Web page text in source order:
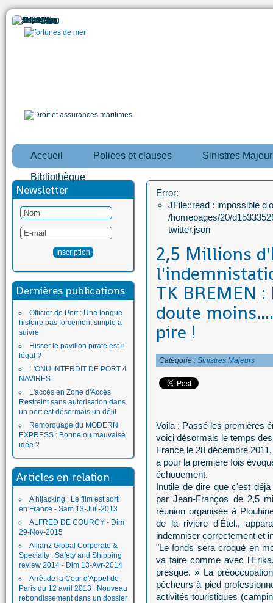
Accueil Polices et clauses Sinistres
Bibliothèque
Newsletter
Dernières publications
Officier de Port : Une longue
histoire pas forcement simple à
suivre
Hisser le pavillon pirate est-il
légal ?
L'ONU INTERDIT DE PORT 4
NAVIRES
L'accès en Zone d'Accès
Restreint sans autorisation dans
un port est désormais un délit
Remorquage du MODERN
EXPRESS : Bonne ou mauvaise
idée ?
Articles en relation
A hijacking : Le film est sorti
en France - Sam 13-Juil-2013
ALFRED DE COURCY - Dim
29-Nov-2015
Allianz Global Corporate &
Specialty : Safety and Shipping
review 2014 - Dim 13-Avr-2014
Arrêt de la Cour d'Appel de
Paris du 12 avril 2013 : Nouveau
rebondissement dans un dossier
Error:
JFile::read : impossible
/homepages/20/
twitter.json
2,5 Millions
TK BREMEN :
doute
pire !
Catégorie : Sinistres Majeurs
Voila : Passé les premières
voici désormais le temps
France le 28 décembre
a pour la première fois
échouement.
Inutile de dire que c'est
par Jean-Franços de 2,5
réunion organisée à
de la rivière d'Étel.,
indemniser correctement et
"Le fonds sera croqué en
va faire comme avec
presque. » La
pêcheurs à pied
activités touristiques